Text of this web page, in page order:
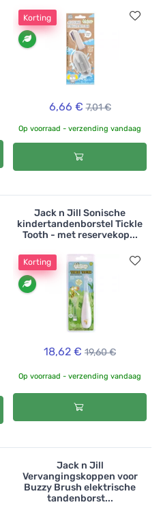
Korting
6,66 € 7,01 €
Op voorraad - verzending vandaag
Jack n Jill Sonische
kindertandenborstel Tickle
Tooth - met reservekop...
Korting
18,62 € 19,60 €
Op voorraad - verzending vandaag
Jack n Jill
Vervangingskoppen voor
Buzzy Brush elektrische
tandenborst...